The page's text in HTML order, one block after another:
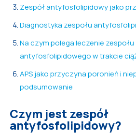
Zespół antyfosfolipidowy jako
Diagnostyka zespołu
Na czym polega leczenie zespołu
antyfosfolipidowego w trakcie
APS jako przyczyna poronień i
podsumowanie
Czym jest zespół
antyfosfolipidowy?